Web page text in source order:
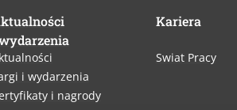
i wydarzenia
i nagrody
Kariera
Swiat Pracy